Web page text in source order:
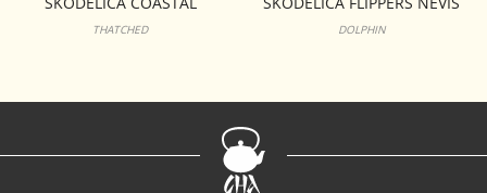
RETREAT CAIRNGORM
THATCHED DOLPHIN